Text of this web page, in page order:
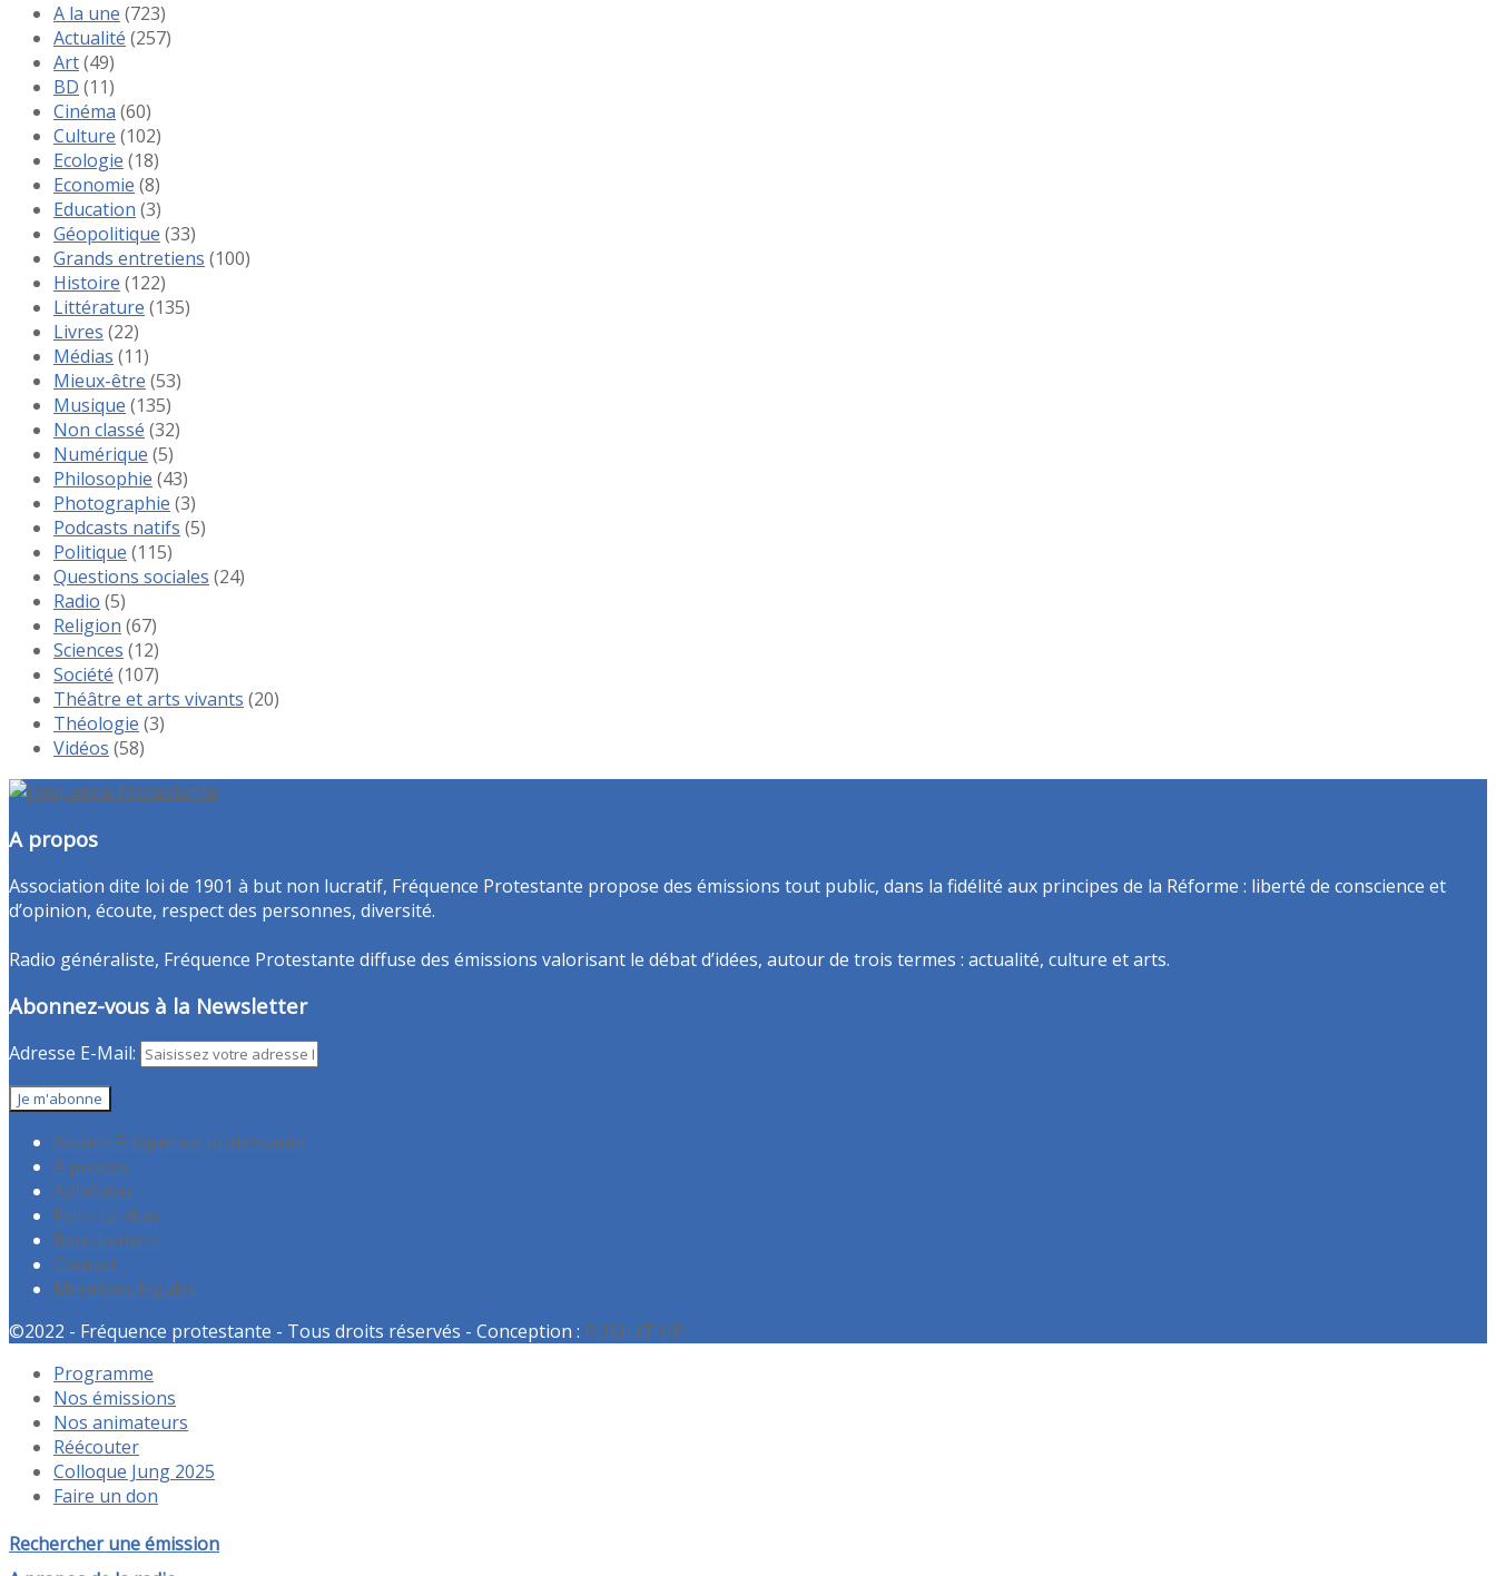
A la une (723)
Actualité (257)
Art(49)
BD (11)
Cinéma (60)
Culture (102)
Ecologie (18)
Economie (8)
Education (3)
Géopolitique (33)
Grands entretiens (100)
Histoire (122)
Littérature (135)
Livres (22)
Médias (11)
Mieux-être (53)
Musique (135)
Non classé (32)
Numérique (5)
Philosophie (43)
Photographie (3)
Podcasts natifs (5)
Politique (115)
Questions sociales (24)
Radio (5)
Religion (67)
Sciences (12)
Société (107)
Théâtre et arts vivants (20)
Théologie (3)
Vidéos (58)
A propos
Association dite loi de 1901 à but non lucratif, Fréquence Protestante propose des émissions tout public, dans la fidélité aux principes de la Réforme : liberté de conscience et
d’opinion, écoute, respect des personnes, diversité.
Radio généraliste, Fréquence Protestante diffuse des émissions valorisant le débat d’idées, autour de trois termes : actualité, culture et arts.
Abonnez-vous à la Newsletter
Adresse E-Mail:
Accueil Fréquence protestante
A propos
Adhésion
Faire un don
Recrutement
Contact
Mentions légales
©2022 - Fréquence protestante - Tous droits réservés - Conception : PUSH IT UP
Programme
Nos émissions
Nos animateurs
Réécouter
Colloque Jung 2025
Faire un don
Rechercher une émission